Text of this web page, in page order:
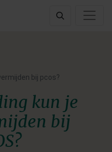
bij pcos?
kun je
bij